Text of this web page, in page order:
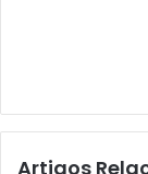
Artigos